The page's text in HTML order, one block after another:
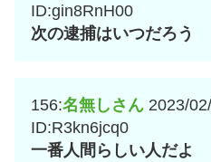
ID:gin8RnH00
次の逮捕はいつだろう
156:名無しさん 2023/
ID:R3kn6jcq0
一番人間らしい人だよ